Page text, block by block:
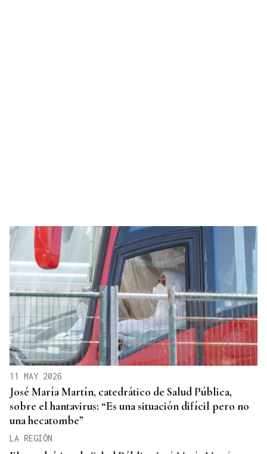
11 MAY 2026
José María Martín, catedrático de Salud Pública,
sobre el hantavirus: “Es una situación difícil pero no
una hecatombe”
LA REGIÓN